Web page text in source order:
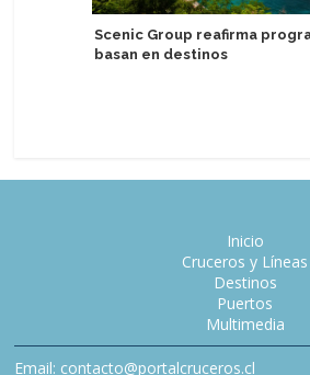
Scenic Group reafirma
basan en destinos
Inicio
Cruceros y Líneas
Destinos
Puertos
Multimedia
Email: contacto@portalcruceros.cl